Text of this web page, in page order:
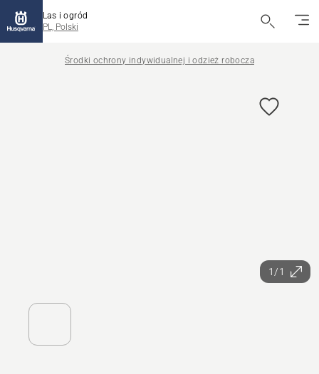
Las i ogród
PL, Polski
Środki ochrony indywidualnej i odzież robocza
1/1